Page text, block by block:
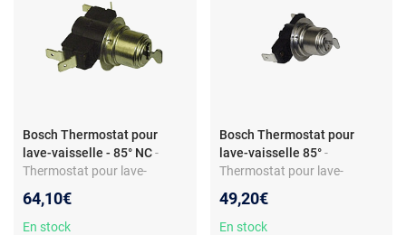
Bosch Thermostat pour
lave-vaisselle - 85° NC-
Thermostat pour lave-
Compatible Bosch - Réf.
00031032
64,10€
En stock
Bosch Thermostat pour
lave-vaisselle 85° -
Thermostat pour lave-
et Siemens - Réf.
0730302916
49,20€
En stock